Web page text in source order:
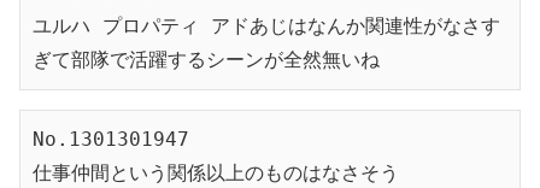
ユルハ プロパティ アドあじはなんか関連性がなさす
ぎて部隊で活躍するシーンが全然無いね
No.1301301947
仕事仲間という関係以上のものはなさそう